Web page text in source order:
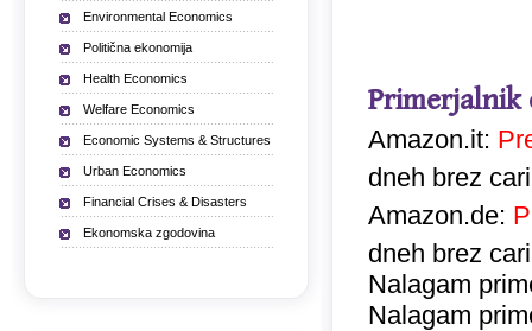
Primerjalnik
Amazon.it:
dneh brez
Amazon.de:
dneh brez
Nalagam
Nalagam
Environmental Economics
Politična ekonomija
Health Economics
Welfare Economics
Economic Systems & Structures
Urban Economics
Financial Crises & Disasters
Ekonomska zgodovina